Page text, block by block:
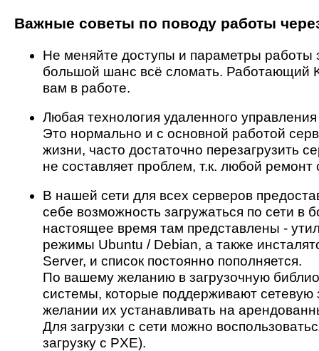
Важные советы по поводу работы
Не меняйте доступы и параметры работы
большой шанс всё сломать. Работающий
вам в работе.
Любая технология удаленного
Это нормально и с основной работой
жизни, часто достаточно перезагрузить
не составляет проблем, т.к. любой
В нашей сети для всех серверов
себе возможность загружаться по сети
настоящее время там представлены -
режимы Ubuntu / Debian, а также
Server, и список постоянно пополняется.
По вашему желанию в загрузочную
системы, которые поддерживают сетевую
желании их устанавливать на
Для загрузки с сети можно
загрузку с PXE).